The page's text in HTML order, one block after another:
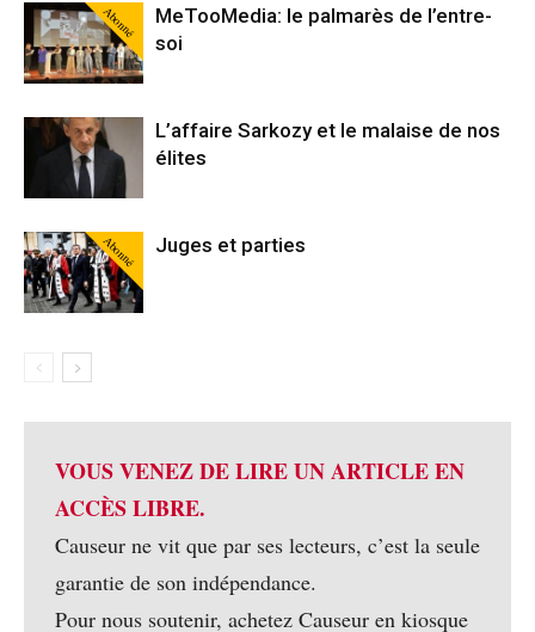
Abonné
MeTooMedia: le palmarès de l’entre-
soi
L’affaire Sarkozy et le malaise de nos
élites
Abonné Juges et parties
VOUS VENEZ DE LIRE UN ARTICLE EN
ACCÈS LIBRE.
Causeur ne vit que par ses lecteurs, c’est la seule
garantie de son indépendance.
Pour nous soutenir, achetez Causeur en kiosque